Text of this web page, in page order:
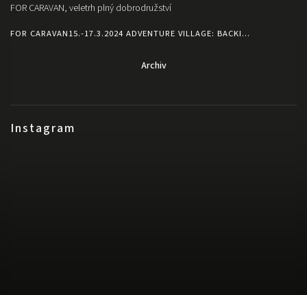
Instagram
FOR CARAVAN, veletrh plný dobrodružství
FOR CARAVAN15.-17.3.2024 ADVENTURE VILLAGE: BACKI...
Archiv